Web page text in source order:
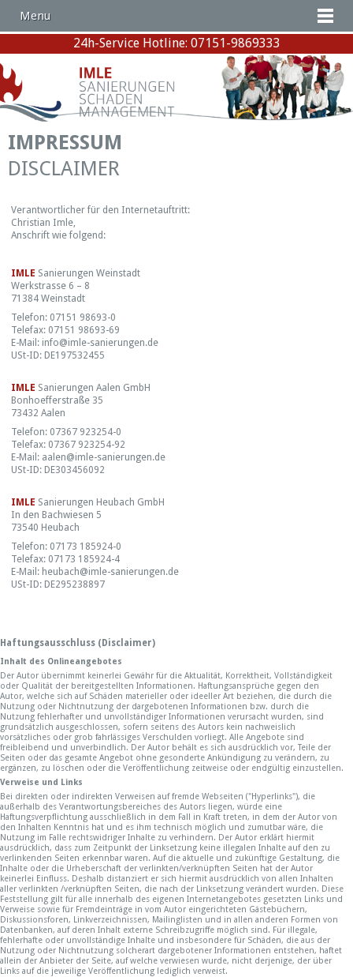
Menu
24h-Service Hotline: 07151-9869333
IMPRESSUM
DISCLAIMER
Verantwortlicher für den Internetauftritt:
Christian Imle,
Anschrift wie folgend:
IMLE Sanierungen Weinstadt
Werkstrasse 6 – 8
71384 Weinstadt
Telefon: 07151 98693-0
Telefax: 07151 98693-69
E-Mail: info@imle-sanierungen.de
USt-ID: DE197532455
IMLE Sanierungen Aalen GmbH
Bonhoefferstraße 35
73432 Aalen
Telefon: 07367 923254-0
Telefax: 07367 923254-92
E-Mail: aalen@imle-sanierungen.de
USt-ID: DE303456092
IMLE Sanierungen Heubach GmbH
In den Bachwiesen 5
73540 Heubach
Telefon: 07173 185924-0
Telefax: 07173 185924-4
E-Mail: heubach@imle-sanierungen.de
USt-ID: DE295238897
Haftungsausschluss (Disclaimer)
Inhalt des Onlineangebotes
Der Autor übernimmt keinerlei Gewähr für die Aktualität, Korrektheit, Vollständigkeit
oder Qualität der bereitgestellten Informationen. Haftungsansprüche gegen den
Autor, welche sich auf Schäden materieller oder ideeller Art beziehen, die durch die
Nutzung oder Nichtnutzung der dargebotenen Informationen bzw. durch die
Nutzung fehlerhafter und unvollständiger Informationen verursacht wurden, sind
grundsätzlich ausgeschlossen, sofern seitens des Autors kein nachweislich
vorsätzliches oder grob fahrlässiges Verschulden vorliegt. Alle Angebote sind
freibleibend und unverbindlich. Der Autor behält es sich ausdrücklich vor, Teile der
Seiten oder das gesamte Angebot ohne gesonderte Ankündigung zu verändern, zu
ergänzen, zu löschen oder die Veröffentlichung zeitweise oder endgültig einzustellen.
Verweise und Links
Bei direkten oder indirekten Verweisen auf fremde Webseiten ("Hyperlinks"), die
außerhalb des Verantwortungsbereiches des Autors liegen, würde eine
Haftungsverpflichtung ausschließlich in dem Fall in Kraft treten, in dem der Autor von
den Inhalten Kenntnis hat und es ihm technisch möglich und zumutbar wäre, die
Nutzung im Falle rechtswidriger Inhalte zu verhindern. Der Autor erklärt hiermit
ausdrücklich, dass zum Zeitpunkt der Linksetzung keine illegalen Inhalte auf den zu
verlinkenden Seiten erkennbar waren. Auf die aktuelle und zukünftige Gestaltung, die
Inhalte oder die Urheberschaft der verlinkten/verknüpften Seiten hat der Autor
keinerlei Einfluss. Deshalb distanziert er sich hiermit ausdrücklich von allen Inhalten
aller verlinkten /verknüpften Seiten, die nach der Linksetzung verändert wurden. Diese
Feststellung gilt für alle innerhalb des eigenen Internetangebotes gesetzten Links und
Verweise sowie für Fremdeinträge in vom Autor eingerichteten Gästebüchern,
Diskussionsforen, Linkverzeichnissen, Mailinglisten und in allen anderen Formen von
Datenbanken, auf deren Inhalt externe Schreibzugriffe möglich sind. Für illegale,
fehlerhafte oder unvollständige Inhalte und insbesondere für Schäden, die aus der
Nutzung oder Nichtnutzung solcherart dargebotener Informationen entstehen, haftet
allein der Anbieter der Seite, auf welche verwiesen wurde, nicht derjenige, der über
Links auf die jeweilige Veröffentlichung lediglich verweist.